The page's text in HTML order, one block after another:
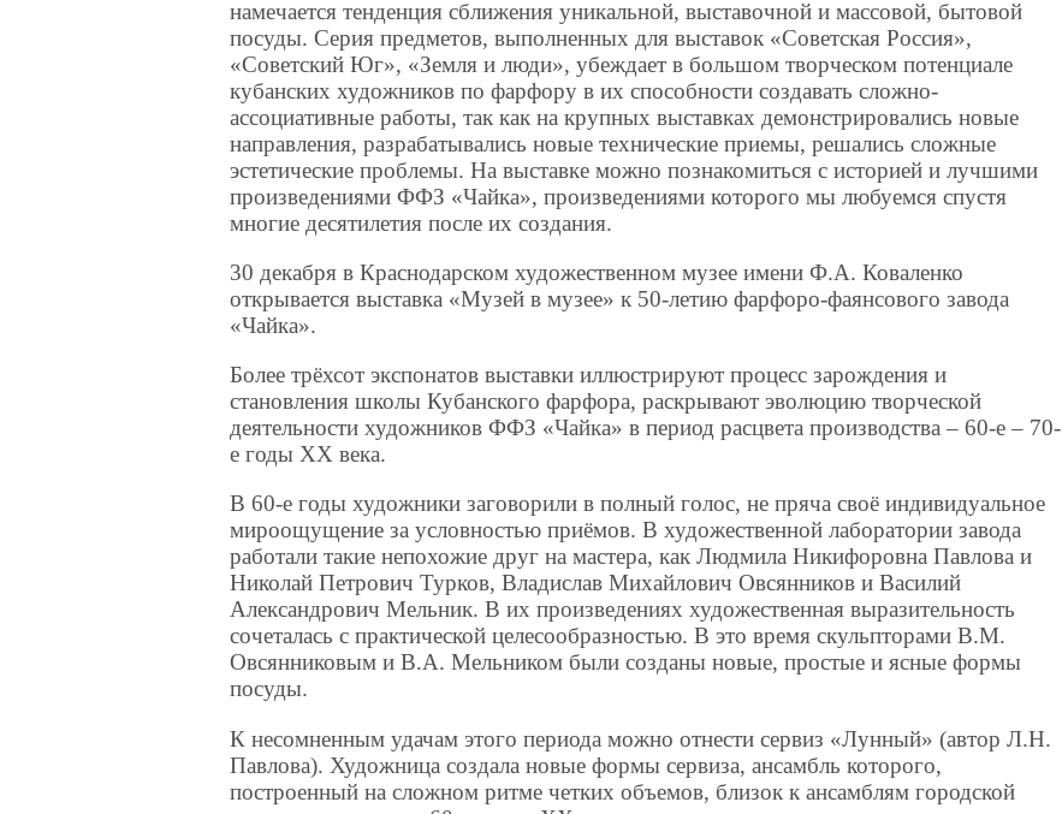
намечается тенденция сближения уникальной, выставочной и массовой, бытовой
посуды. Серия предметов, выполненных для выставок «Советская Россия»,
«Советский Юг», «Земля и люди», убеждает в большом творческом потенциале
кубанских художников по фарфору в их способности создавать сложно-
ассоциативные работы, так как на крупных выставках демонстрировались новые
направления, разрабатывались новые технические приемы, решались сложные
эстетические проблемы. На выставке можно познакомиться с историей и лучшими
произведениями ФФЗ «Чайка», произведениями которого мы любуемся спустя
многие десятилетия после их создания.
30 декабря в Краснодарском художественном музее имени Ф.А. Коваленко
открывается выставка «Музей в музее» к 50-летию фарфоро-фаянсового завода
«Чайка».
Более трёхсот экспонатов выставки иллюстрируют процесс зарождения и
становления школы Кубанского фарфора, раскрывают эволюцию творческой
деятельности художников ФФЗ «Чайка» в период расцвета производства – 60-е – 70-
е годы ХХ века.
В 60-е годы художники заговорили в полный голос, не пряча своё индивидуальное
мироощущение за условностью приёмов. В художественной лаборатории завода
работали такие непохожие друг на мастера, как Людмила Никифоровна Павлова и
Николай Петрович Турков, Владислав Михайлович Овсянников и Василий
Александрович Мельник. В их произведениях художественная выразительность
сочеталась с практической целесообразностью. В это время скульпторами В.М.
Овсянниковым и В.А. Мельником были созданы новые, простые и ясные формы
посуды.
К несомненным удачам этого периода можно отнести сервиз «Лунный» (автор Л.Н.
Павлова). Художница создала новые формы сервиза, ансамбль которого,
построенный на сложном ритме четких объемов, близок к ансамблям городской